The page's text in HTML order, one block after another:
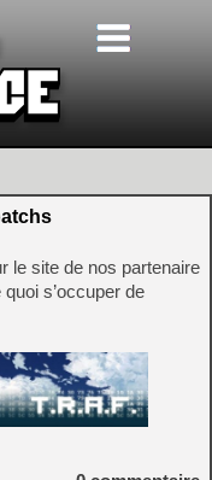
le site de nos partenaire
s’occuper de